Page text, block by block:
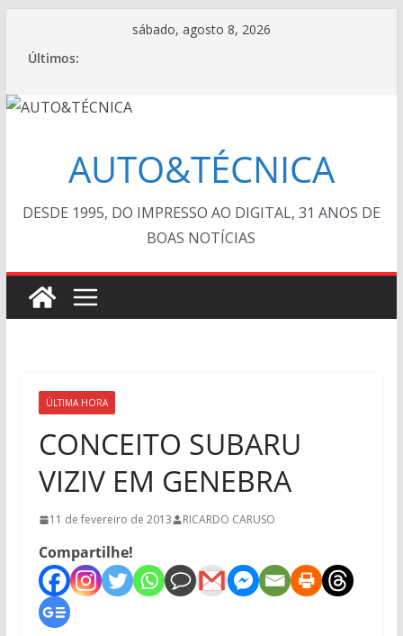
conteúdo
sábado, agosto 8, 2026
Últimos:
AUTO&TÉCNICA
DESDE 1995, DO IMPRESSO AO DIGITAL, 31 ANOS DE
BOAS NOTÍCIAS
ÚLTIMA HORA
CONCEITO SUBARU
VIZIV EM GENEBRA
11 de fevereiro de 2013 RICARDO CARUSO
Compartilhe!